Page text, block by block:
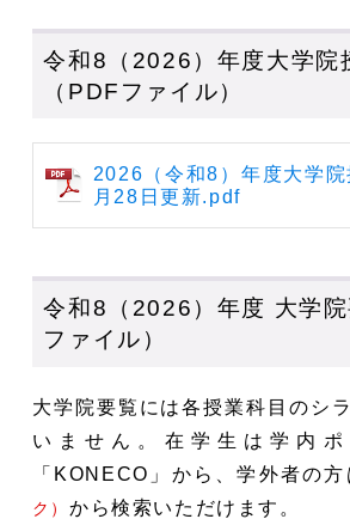
令和8（2026）年度大学院
（PDFファイル）
2026（令和8）年度大学
月28日更新.pdf
令和8（2026）年度 大学
ファイル）
大学院要覧には各授業科目のシ
いません。在学生は学内ポ
「KONECO」から、学外者の方
ク）から検索いただけます。